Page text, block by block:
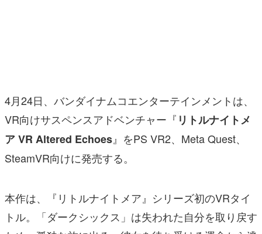
その他
電ファミニコゲーマーとは？
運営：株式会社マレ
4月24日、バンダイナムコエンターテインメントは、
VR向けサスペンスアドベンチャー『 リトルナイトメ
ア VR Altered Echoes』をPS VR2、Meta Quest、
SteamVR向けに発売する。
本作は、『リトルナイトメア』シリーズ初のVRタイ
トル。「ダークシックス」は失われた自分を取り戻す